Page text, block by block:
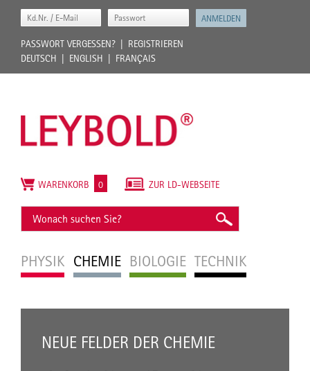
PASSWORT VERGESSEN?
REGISTRIEREN
DEUTSCH
ENGLISH FRANÇAIS
PHYSIK CHEMIE BIOLOGIE TECHNIK
ZUR LD-WEBSEITE
WARENKORB 0
NEUE FELDER DER CHEMIE